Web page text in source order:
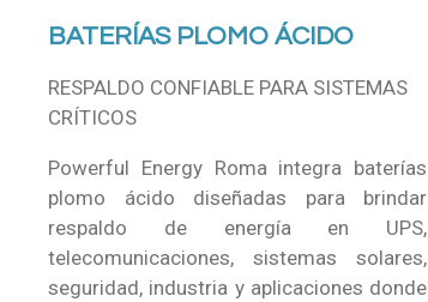
BATERÍAS PLOMO ÁCIDO
RESPALDO CONFIABLE PARA SISTEMAS
CRÍTICOS
Powerful Energy Roma integra baterías
plomo ácido diseñadas para brindar
respaldo de energía en UPS,
telecomunicaciones, sistemas solares,
seguridad, industria y aplicaciones donde